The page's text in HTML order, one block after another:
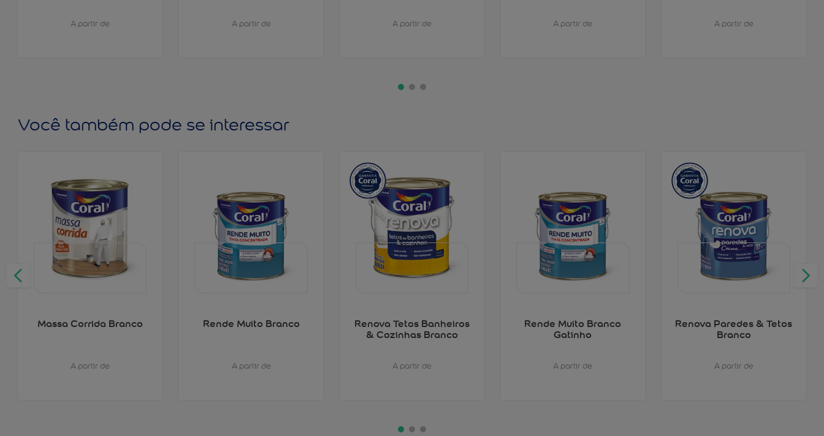
A partir de A partir de A partir de A partir de A partir de
Você também pode se interessar
Massa Corrida Branco
A partir de
Rende Muito Branco
A partir de
Renova Tetos Banheiros
& Cozinhas Branco
A partir de
Rende Muito Branco
Gatinho
A partir de
Renova Paredes & Tetos
Branco
A partir de